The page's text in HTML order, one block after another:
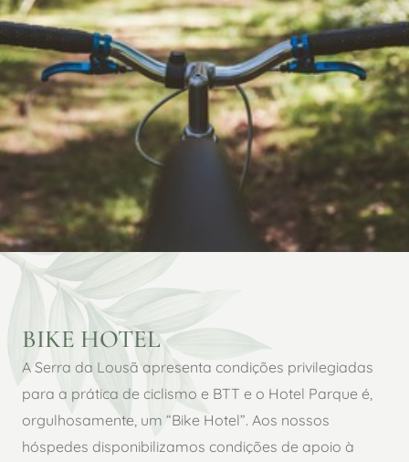
BIKE HOTEL
A Serra da Lousã apresenta condições privilegiadas
para a prática de ciclismo e BTT e o Hotel Parque é,
orgulhosamente, um “Bike Hotel”. Aos nossos
hóspedes disponibilizamos condições de apoio à